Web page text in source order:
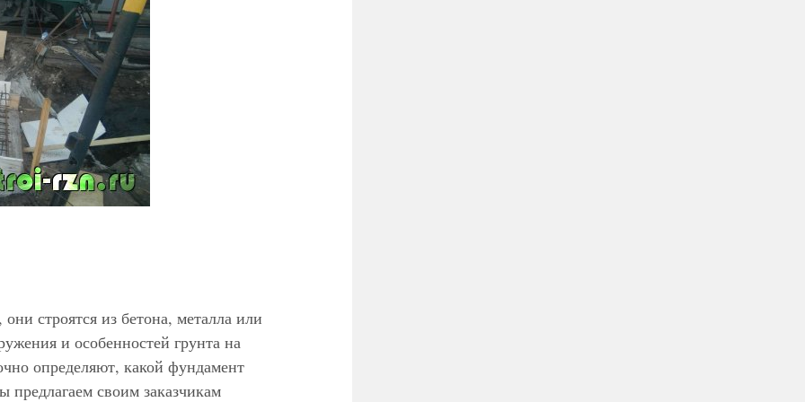
строятся из бетона, металла или
и особенностей грунта на
определяют, какой фундамент
своим заказчикам